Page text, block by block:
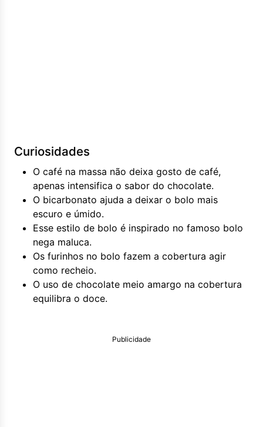
Curiosidades
O café na massa não deixa gosto de café,
apenas intensifica o sabor do chocolate.
O bicarbonato ajuda a deixar o bolo mais
escuro e úmido.
Esse estilo de bolo é inspirado no famoso bolo
nega maluca.
Os furinhos no bolo fazem a cobertura agir
como recheio.
O uso de chocolate meio amargo na cobertura
equilibra o doce.
Publicidade